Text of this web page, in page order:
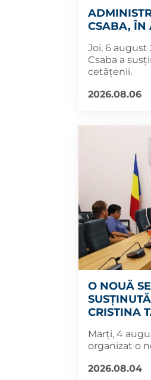
CSABA, ÎN
Joi, 6
Csaba a
cetățenii.
2026.08.06
O NOUĂ
CRISTINA
Marți, 4
organizat o
2026.08.04